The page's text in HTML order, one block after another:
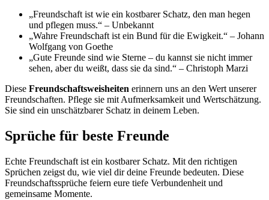
„Freundschaft ist wie ein kostbarer Schatz, den man hegen
und pflegen muss.“ – Unbekannt
„Wahre Freundschaft ist ein Bund für die Ewigkeit.“ – Johann
Wolfgang von Goethe
„Gute Freunde sind wie Sterne – du kannst sie nicht immer
sehen, aber du weißt, dass sie da sind.“ – Christoph Marzi
Diese Freundschaftsweisheiten erinnern uns an den Wert unserer
Freundschaften. Pflege sie mit Aufmerksamkeit und Wertschätzung.
Sie sind ein unschätzbarer Schatz in deinem Leben.
Sprüche für beste Freunde
Echte Freundschaft ist ein kostbarer Schatz. Mit den richtigen
Sprüchen zeigst du, wie viel dir deine Freunde bedeuten. Diese
Freundschaftssprüche feiern eure tiefe Verbundenheit und
gemeinsame Momente.